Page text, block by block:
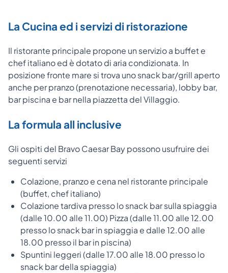
La Cucina ed i servizi di ristorazione
Il ristorante principale propone un servizio a buffet e
chef italiano ed è dotato di aria condizionata. In
posizione fronte mare si trova uno snack bar/grill aperto
anche per pranzo (prenotazione necessaria), lobby bar,
bar piscina e bar nella piazzetta del Villaggio.
La formula all inclusive
Gli ospiti del Bravo Caesar Bay possono usufruire dei
seguenti servizi
Colazione, pranzo e cena nel ristorante principale
(buffet, chef italiano)
Colazione tardiva presso lo snack bar sulla spiaggia
(dalle 10.00 alle 11.00) Pizza (dalle 11.00 alle 12.00
presso lo snack bar in spiaggia e dalle 12.00 alle
18.00 presso il bar in piscina)
Spuntini leggeri (dalle 17.00 alle 18.00 presso lo
snack bar della spiaggia)